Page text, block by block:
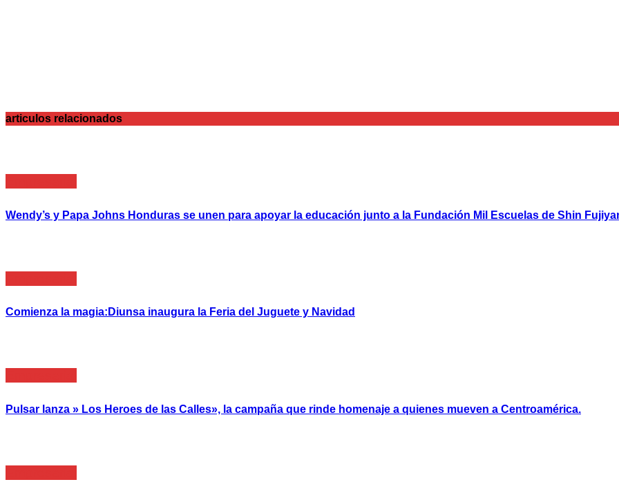
articulos relacionados
Wendy’s y Papa Johns Honduras se unen para apoyar la educación junto a la Fundación Mil Escuelas de Shin
Comienza la magia:Diunsa inaugura la Feria del Juguete y Navidad
Pulsar lanza » Los Heroes de las Calles», la campaña que rinde homenaje a quienes mueven a Centroamérica.